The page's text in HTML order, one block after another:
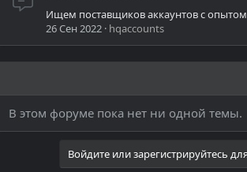
Ищем поставщиков аккаунтов с опытом
26 Сен 2022 hqaccounts
В этом форуме пока нет ни одной темы.
Войдите или зарегистрируйтесь